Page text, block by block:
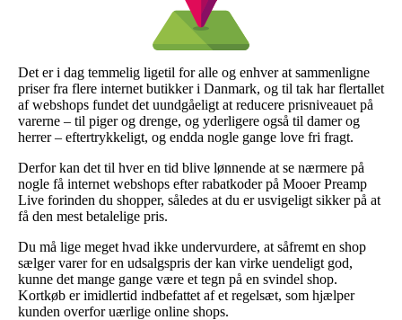
Det er i dag temmelig ligetil for alle og enhver at sammenligne
priser fra flere internet butikker i Danmark, og til tak har flertallet
af webshops fundet det uundgåeligt at reducere prisniveauet på
varerne – til piger og drenge, og yderligere også til damer og
herrer – eftertrykkeligt, og endda nogle gange love fri fragt.
Derfor kan det til hver en tid blive lønnende at se nærmere på
nogle få internet webshops efter rabatkoder på Mooer Preamp
Live forinden du shopper, således at du er usvigeligt sikker på at
få den mest betalelige pris.
Du må lige meget hvad ikke undervurdere, at såfremt en shop
sælger varer for en udsalgspris der kan virke uendeligt god,
kunne det mange gange være et tegn på en svindel shop.
Kortkøb er imidlertid indbefattet af et regelsæt, som hjælper
kunden overfor uærlige online shops.